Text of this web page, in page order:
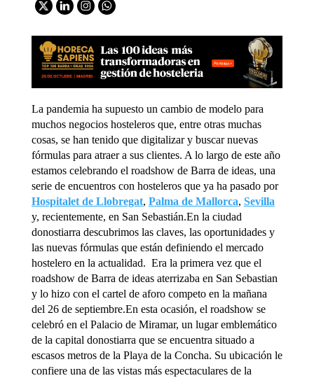
La pandemia ha supuesto un cambio de modelo para
muchos negocios hosteleros que, entre otras muchas
cosas, se han tenido que digitalizar y buscar nuevas
fórmulas para atraer a sus clientes. A lo largo de este año
estamos celebrando el roadshow de Barra de ideas, una
serie de encuentros con hosteleros que ya ha pasado por
Hospitalet de Llobregat, Palma de Mallorca, Sevilla
y, recientemente, en San Sebastián.En la ciudad
donostiarra descubrimos las claves, las oportunidades y
las nuevas fórmulas que están definiendo el mercado
hostelero en la actualidad. Era la primera vez que el
roadshow de Barra de ideas aterrizaba en San Sebastian
y lo hizo con el cartel de aforo competo en la mañana
del 26 de septiembre.En esta ocasión, el roadshow se
celebró en el Palacio de Miramar, un lugar emblemático
de la capital donostiarra que se encuentra situado a
escasos metros de la Playa de la Concha. Su ubicación le
confiere una de las vistas más espectaculares de la